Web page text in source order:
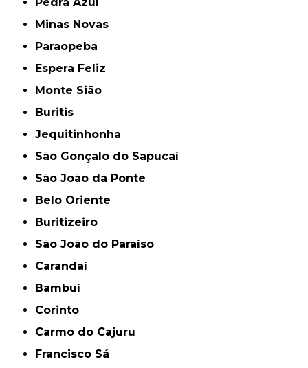
Minas Novas
Paraopeba
Espera Feliz
Monte Sião
Buritis
Jequitinhonha
São Gonçalo do Sapucaí
São João da Ponte
Belo Oriente
Buritizeiro
São João do Paraíso
Carandaí
Bambuí
Corinto
Carmo do Cajuru
Francisco Sá